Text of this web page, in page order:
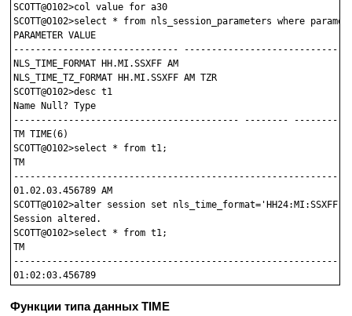
SCOTT@O102>col value for a30
SCOTT@O102>select * from nls_session_parameters where
PARAMETER VALUE
------------------------------ ------------------------------
NLS_TIME_FORMAT HH.MI.SSXFF AM
NLS_TIME_TZ_FORMAT HH.MI.SSXFF AM TZR
SCOTT@O102>desc t1
Name Null? Type
----------------------------------------- --------
TM TIME(6)
SCOTT@O102>select * from t1;
TM
01.02.03.456789 AM
SCOTT@O102>alter session set nls_time_format='HH24:MI:SSXFF';
Session altered.
SCOTT@O102>select * from t1;
TM
Функции типа данных TIME